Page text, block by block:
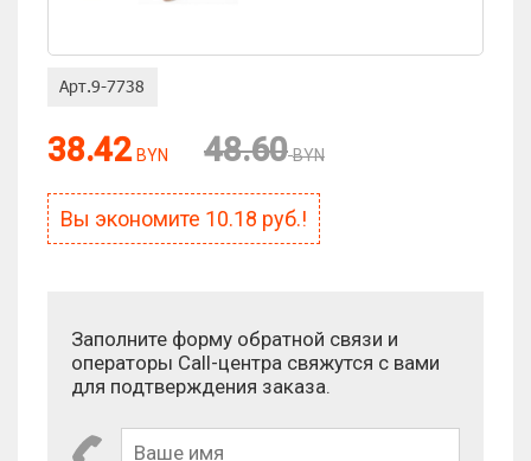
Сколько будет 10 + 1?
38.42 BYN 48.60 BYN
Вы экономите 10.18 руб.!
Заполните форму обратной связи и
операторы Call-центра свяжутся с вами
для подтверждения заказа.